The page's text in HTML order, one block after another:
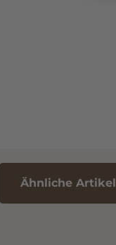
Ähnliche Artikel